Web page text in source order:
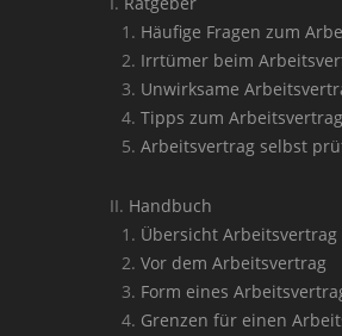
Häufige Fragen zum
Irrtümer beim
Unwirksame
Tipps zum Arbeitsvertrag
Arbeitsvertrag selbst
Handbuch
Übersicht Arbeitsvertrag
Vor dem Arbeitsvertrag
Form eines
Grenzen für einen